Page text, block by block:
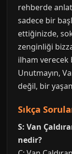
rehberde
sadece bir
ettiğinizde,
zenginliği
ilham
Unutmayın,
değil, bir
Sıkça
S: Van
nedir?